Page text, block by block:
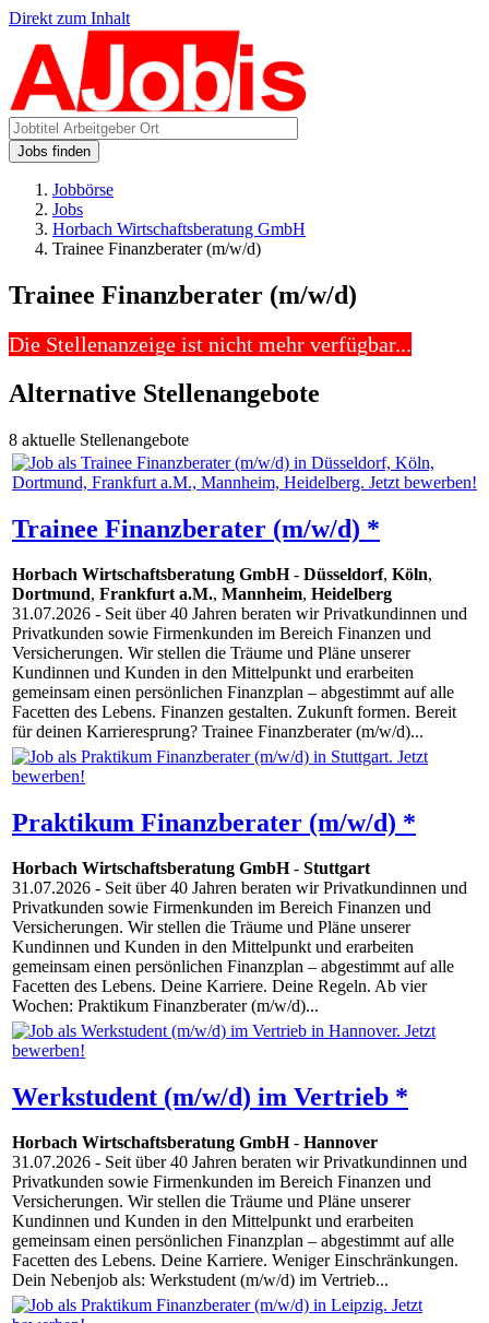
Direkt zum Inhalt
Jobs finden
Jobbörse
Jobs
Horbach Wirtschaftsberatung GmbH
Trainee Finanzberater (m/w/d)
Trainee Finanzberater (m/w/d)
Die Stellenanzeige ist nicht mehr verfügbar...
Alternative Stellenangebote
8 aktuelle Stellenangebote
Trainee Finanzberater (m/w/d) *
Horbach Wirtschaftsberatung GmbH- Düsseldorf, Köln,
Dortmund, Frankfurt a.M., Mannheim, Heidelberg
31.07.2026 - Seit über 40 Jahren beraten wir Privatkundinnen und
Privatkunden sowie Firmenkunden im Bereich Finanzen und
Versicherungen. Wir stellen die Träume und Pläne unserer
Kundinnen und Kunden in den Mittelpunkt und erarbeiten
gemeinsam einen persönlichen Finanzplan – abgestimmt auf alle
Facetten des Lebens. Finanzen gestalten. Zukunft formen. Bereit
für deinen Karrieresprung? Trainee Finanzberater (m/w/d)...
Praktikum Finanzberater (m/w/d) *
Horbach Wirtschaftsberatung GmbH- Stuttgart
31.07.2026 - Seit über 40 Jahren beraten wir Privatkundinnen und
Privatkunden sowie Firmenkunden im Bereich Finanzen und
Versicherungen. Wir stellen die Träume und Pläne unserer
Kundinnen und Kunden in den Mittelpunkt und erarbeiten
gemeinsam einen persönlichen Finanzplan – abgestimmt auf alle
Facetten des Lebens. Deine Karriere. Deine Regeln. Ab vier
Wochen: Praktikum Finanzberater (m/w/d)...
Werkstudent (m/w/d) im Vertrieb *
Horbach Wirtschaftsberatung GmbH- Hannover
31.07.2026 - Seit über 40 Jahren beraten wir Privatkundinnen und
Privatkunden sowie Firmenkunden im Bereich Finanzen und
Versicherungen. Wir stellen die Träume und Pläne unserer
Kundinnen und Kunden in den Mittelpunkt und erarbeiten
gemeinsam einen persönlichen Finanzplan – abgestimmt auf alle
Facetten des Lebens. Deine Karriere. Weniger Einschränkungen.
Dein Nebenjob als: Werkstudent (m/w/d) im Vertrieb...